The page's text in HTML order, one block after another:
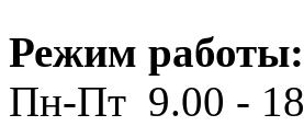
Режим работы:
Пн-Пт 9.00 -